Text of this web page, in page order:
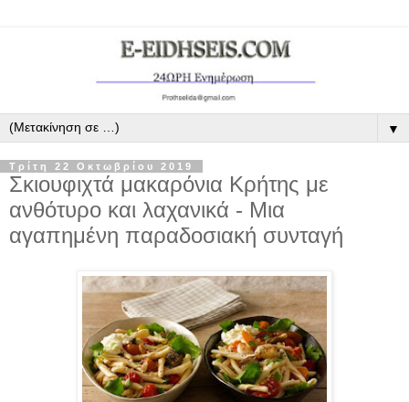
▼
Τρίτη 22 Οκτωβρίου 2019
Σκιουφιχτά μακαρόνια Κρήτης με
ανθότυρο και λαχανικά - Μια
αγαπημένη παραδοσιακή συνταγή